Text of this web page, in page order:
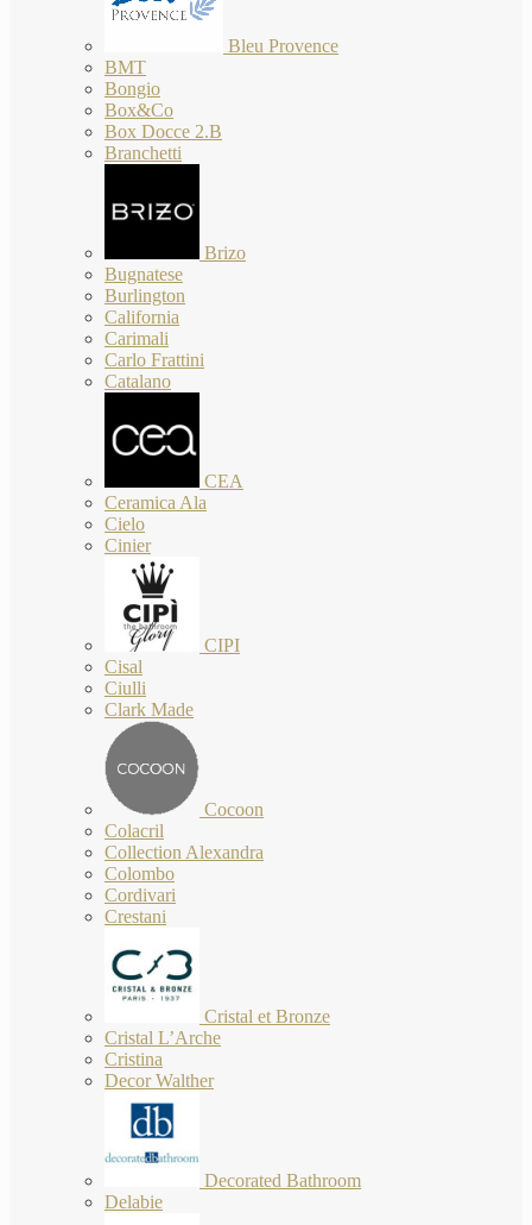
Bleu Provence
BMT
Bongio
Box&Co
Box Docce 2.B
Branchetti
Brizo
Bugnatese
Burlington
California
Carimali
Carlo Frattini
Catalano
CEA
Ceramica Ala
Cielo
Cinier
CIPI
Cisal
Ciulli
Clark Made
Cocoon
Colacril
Collection Alexandra
Colombo
Cordivari
Crestani
Cristal et Bronze
Cristal L’Arche
Cristina
Decor Walther
Decorated Bathroom
Delabie